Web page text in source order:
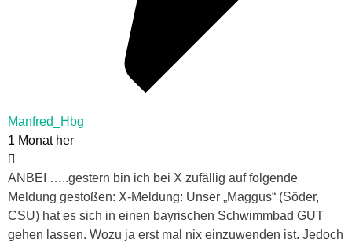
Manfred_Hbg
1 Monat her
ANBEI …..gestern bin ich bei X zufällig auf folgende
Meldung gestoßen: X-Meldung: Unser „Maggus“ (Söder,
CSU) hat es sich in einen bayrischen Schwimmbad GUT
gehen lassen. Wozu ja erst mal nix einzuwenden ist. Jedoch